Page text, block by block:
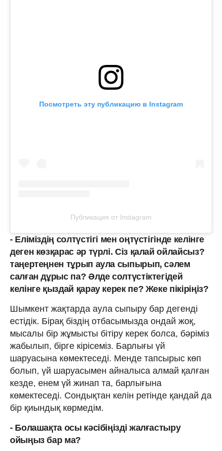
Посмотреть эту публикацию в Instagram
Публикация от Instagram
- Еліміздің солтүстігі мен оңтүстігінде келінге
деген көзқарас әр түрлі. Сіз қалай ойлайсыз?
таңертеңнен тұрып аула сыпырып, сәлем
салған дұрыс па? Әлде солтүстіктегідей
келінге қыздай қарау керек пе? Жеке пікіріңіз?
Шымкент жақтарда аула сыпыру бар дегенді
естідік. Бірақ біздің отбасымызда ондай жоқ,
мысалы бір жұмысты бітіру керек болса, бәріміз
жабылып, бірге кірісеміз. Барлығы үй
шаруасына көмектеседі. Менде тапсырыс көп
болып, үй шаруасымен айналыса алмай қалған
кезде, енем үй жинап та, барлығына
көмектеседі. Сондықтан келін ретінде қандай да
бір қиындық көрмедім.
- Болашақта осы кәсібіңізді жалғастыру
ойыңыз бар ма?